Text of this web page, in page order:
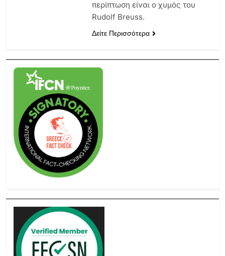
περίπτωση είναι ο χυμός του
Rudolf Breuss.
Δείτε Περισσότερα